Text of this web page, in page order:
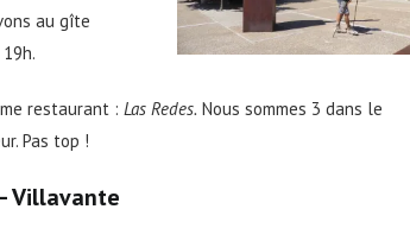
au gîte
restaurant : Las Redes. Nous sommes 3 dans le
Pas top !
Villavante